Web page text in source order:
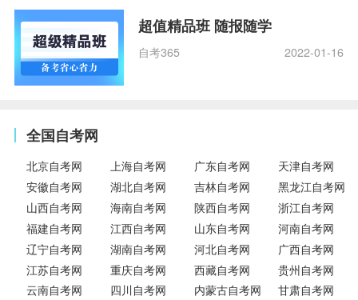
超值精品班 随报随学
自考365 2022-01-16
全国自考网
北京自考网 上海自考网 广东自考网
天津自考网
安徽自考网
湖北自考网 吉林自考网
黑龙江自考网
山西自考网
海南自考网 陕西自考网
浙江自考网
福建自考网
江西自考网 山东自考网
河南自考网
辽宁自考网
湖南自考网 河北自考网
广西自考网
江苏自考网
重庆自考网 西藏自考网
贵州自考网
云南自考网
四川自考网 内蒙古自考网 甘肃自考网